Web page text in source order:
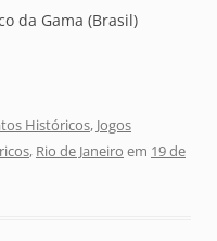
da Gama (Brasil)
Históricos, Jogos
, Rio de Janeiro em 19 de